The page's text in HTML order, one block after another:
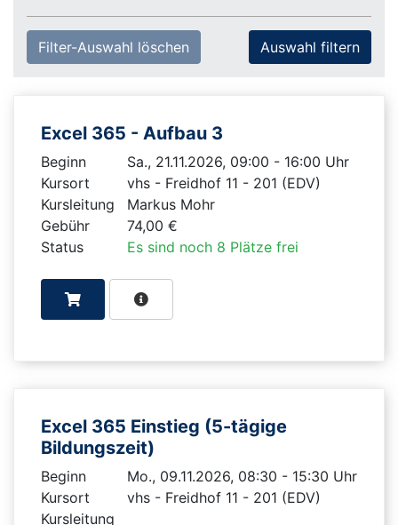
Filter-Auswahl löschen
Excel 365 - Aufbau 3
Beginn
Sa., 21.11.2026, 09:00 - 16:00 Uhr
Kursort
vhs - Freidhof 11 - 201 (EDV)
Kursleitung
Markus Mohr
Gebühr
74,00 €
Status
Es sind noch 8 Plätze frei
Excel 365 Einstieg (5-tägige
Bildungszeit)
Beginn
Mo., 09.11.2026, 08:30 - 15:30 Uhr
Kursort
vhs - Freidhof 11 - 201 (EDV)
Kursleitung